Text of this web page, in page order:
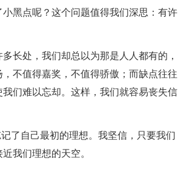
黑点呢？这个问题值得我们深思：有许
长处，我们却总以为那是人人都有的，
不值得嘉奖，不值得骄傲；而缺点往往
们难以忘却。这样，我们就容易丧失信
了自己最初的理想。我坚信，只要我们
我们理想的天空。